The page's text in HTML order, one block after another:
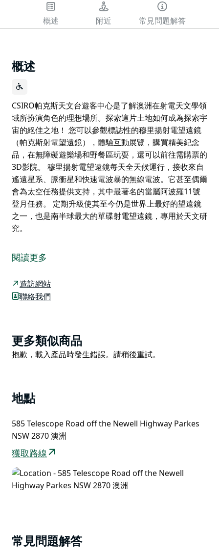
概述 附近 常見問題解答
概述
CSIRO帕克斯天文台遊客中心是了解澳洲在射電天文學領
域所扮演角色的理想場所。探索這片土地如何成為探索宇
宙的絕佳之地！ 您可以參觀標誌性的穆里揚射電望遠鏡
（帕克斯射電望遠鏡），體驗互動展覽，購買精美紀念
品，在無障礙遊樂場和野餐區玩耍，還可以前往需購票的
3D影院。 穆里揚射電望遠鏡每天全天候運行，接收來自
遙遠星系、脈衝星和快速電波暴的無線電波。它甚至偶爾
會為太空任務提供支持，其中最著名的當屬阿波羅11號
登月任務。 定期升級使其至今仍是世界上最好的望遠鏡
之一，也是南半球最大的單碟射電望遠鏡，專用於天文研
究。
域所扮演角色的理想場所。探索這片土地如何成為探索宇
宙的絕佳之地！
您可以參觀標誌性的穆里揚射電望遠鏡（帕克斯射電望遠
鏡），體驗互動展覽，購買精美紀念品，在無障礙遊樂場
脈衝星和快速電波暴的無線電波。它甚至偶爾會為太空任
務提供支持，其中最著名的當屬阿波羅11號登月任務。
閱讀更多
造訪網站
聯絡我們
Product
List
更多類似商品
Product
抱歉，載入產品時發生錯誤。請稍後重試。
地點
585 Telescope Road off the Newell Highway Parkes
NSW 2870 澳洲
獲取路線
常見問題解答